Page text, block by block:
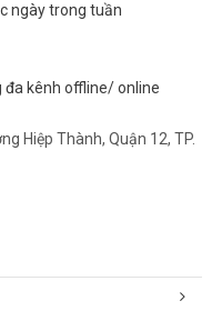
ngày trong tuần
kênh offline/ online
Hiệp Thành, Quận 12, TP.